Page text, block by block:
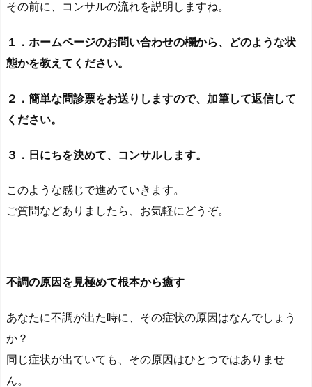
その前に、コンサルの流れを説明しますね。
１．ホームページのお問い合わせの欄から、どのような状
態かを教えてください。
２．簡単な問診票をお送りしますので、加筆して返信して
ください。
３．日にちを決めて、コンサルします。
このような感じで進めていきます。
ご質問などありましたら、お気軽にどうぞ。
不調の原因を見極めて根本から癒す
あなたに不調が出た時に、その症状の原因はなんでしょう
か？
同じ症状が出ていても、その原因はひとつではありませ
ん。